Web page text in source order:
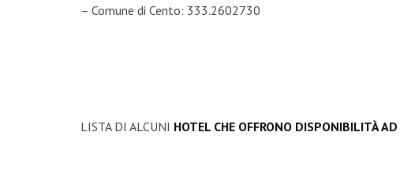
– Comune di Cento: 333.2602730
LISTA DI ALCUNI HOTEL CHE OFFRONO DISPONIBILITÀ